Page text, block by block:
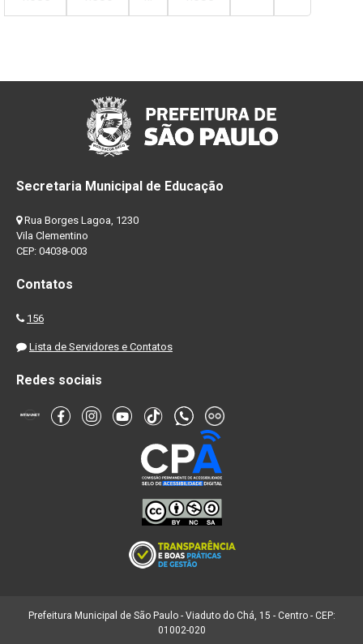
Secretaria Municipal de Educação
Rua Borges Lagoa, 1230
Vila Clementino
CEP: 04038-003
Contatos
156
Lista de Servidores e Contatos
Redes sociais
Prefeitura Municipal de São Paulo - Viaduto do Chá, 15 - Centro - CEP:
01002-020